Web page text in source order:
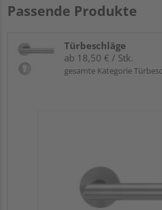
Passende Produkte
Türbeschläge
ab 18,50 € / Stk.
gesamte Kategorie